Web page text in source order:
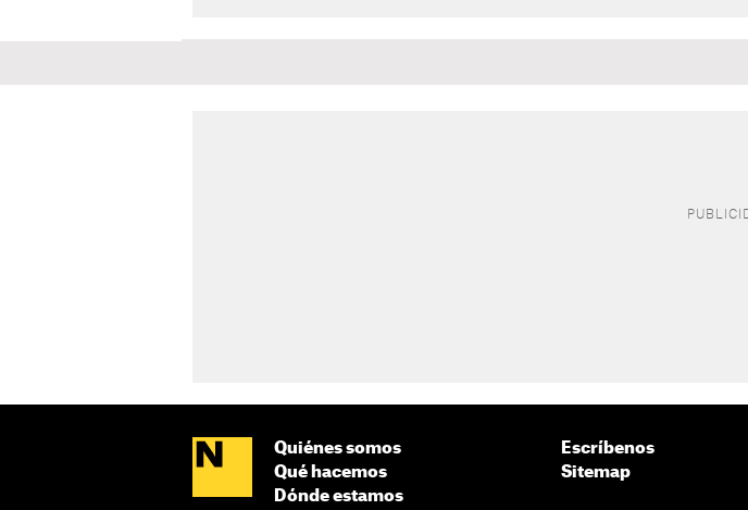
Quiénes somos
Qué hacemos
Dónde estamos
Escríbenos
Sitemap